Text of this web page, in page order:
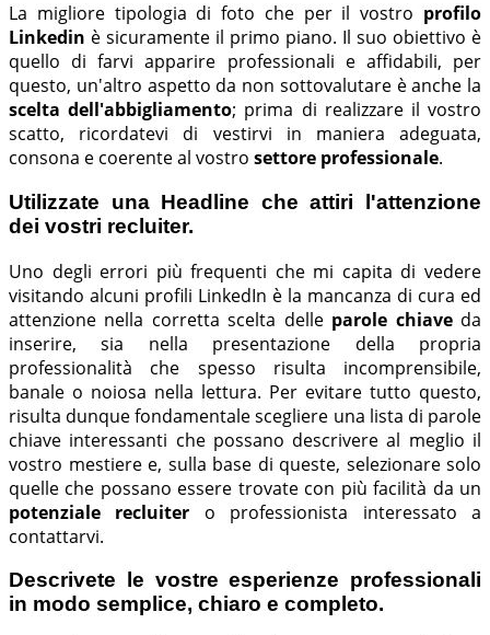
La migliore tipologia di foto che per il vostro profilo
Linkedin è sicuramente il primo piano. Il suo obiettivo è
quello di farvi apparire professionali e affidabili, per
questo, un'altro aspetto da non sottovalutare è anche la
scelta dell'abbigliamento; prima di realizzare il vostro
scatto, ricordatevi di vestirvi in maniera adeguata,
consona e coerente al vostro settore professionale.
Utilizzate una Headline che attiri l'attenzione
dei vostri recluiter.
Uno degli errori più frequenti che mi capita di vedere
visitando alcuni profili LinkedIn è la mancanza di cura ed
attenzione nella corretta scelta delle parole chiaveda
inserire, sia nella presentazione della propria
professionalità che spesso risulta incomprensibile,
banale o noiosa nella lettura. Per evitare tutto questo,
risulta dunque fondamentale scegliere una lista di parole
chiave interessanti che possano descrivere al meglio il
vostro mestiere e, sulla base di queste, selezionare solo
quelle che possano essere trovate con più facilità da un
potenziale recluiter o professionista interessato a
contattarvi.
Descrivete le vostre esperienze professionali
in modo semplice, chiaro e completo.